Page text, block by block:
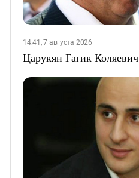
14:41, 7 августа 2026
Царукян Гагик Коляевич